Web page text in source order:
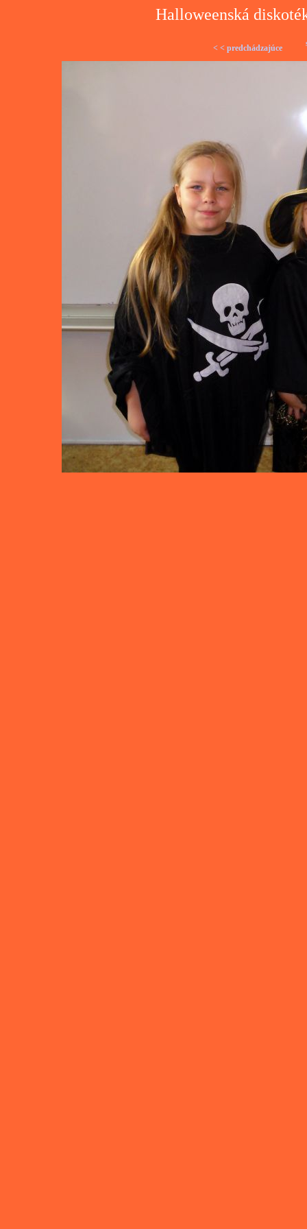
Halloweenská
< < predchádzajúce